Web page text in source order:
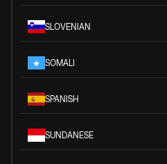
SLOVENIAN
SOMALI
SPANISH
SUNDANESE